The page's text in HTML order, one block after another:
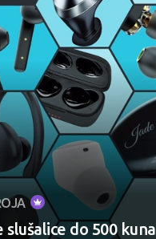
slušalice do 500 kuna